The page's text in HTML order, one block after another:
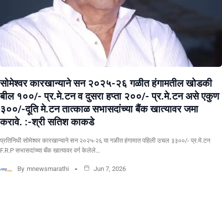
सोमेश्वर कारखान्याने सन २०२५-२६ गळीत हंगामतील खोडकी
बील १००/- प्र.मे.टन व दुसरा हप्ता २००/- प्र.मे.टन असे एकुण
३००/-दूति मे.टन तात्काळ सभासदांच्या बैंक खात्यावर जमा
करावे. :-श्री सतिश काकडे
प्रतिनिधी सोमेश्वर कारखान्याने सन २०२५-२६ या गळीत हंगामात पहिली उचल ३३००/- प्र.मे.टन
F.R.P सभासदांच्या बँक खात्यावर वर्ग केलेले…
By mnewsmarathi Jun 7, 2026